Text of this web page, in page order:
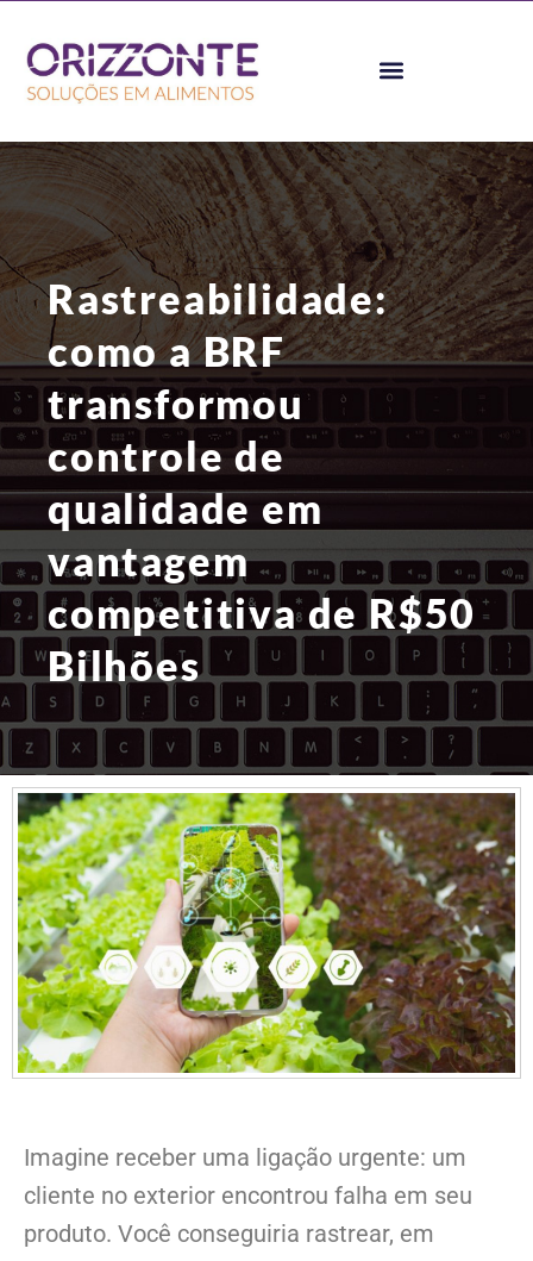
Rastreabilidade:
como a BRF
transformou
controle de
qualidade em
vantagem
competitiva de R$50
Bilhões
Imagine receber uma ligação urgente: um
cliente no exterior encontrou falha em seu
produto. Você conseguiria rastrear, em